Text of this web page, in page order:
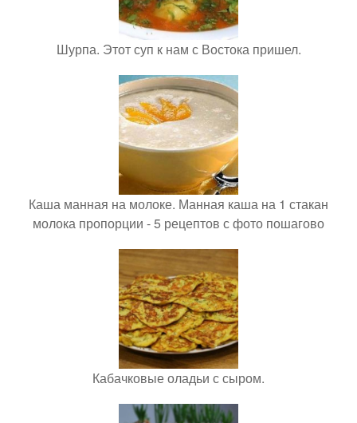
Шурпа. Этот суп к нам с Востока пришел.
Каша манная на молоке. Манная каша на 1 стакан
молока пропорции - 5 рецептов с фото пошагово
Кабачковые оладьи с сыром.